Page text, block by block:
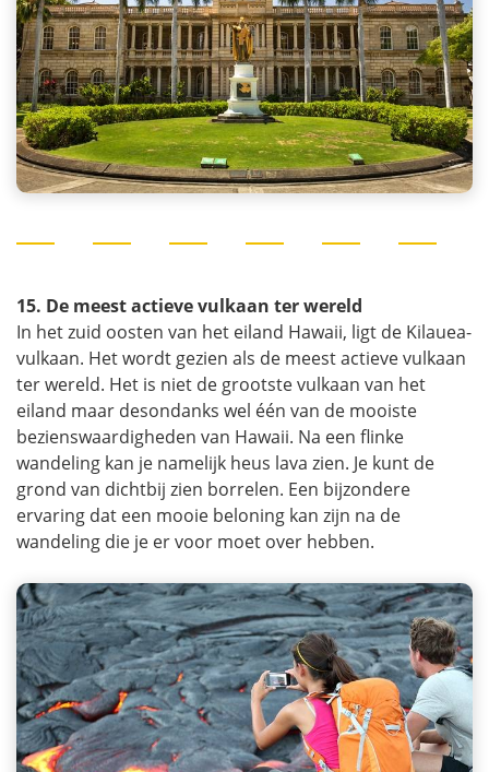
15. De meest actieve vulkaan ter wereld
In het zuid oosten van het eiland Hawaii, ligt de Kilauea-
vulkaan. Het wordt gezien als de meest actieve vulkaan
ter wereld. Het is niet de grootste vulkaan van het
eiland maar desondanks wel één van de mooiste
bezienswaardigheden van Hawaii. Na een flinke
wandeling kan je namelijk heus lava zien. Je kunt de
grond van dichtbij zien borrelen. Een bijzondere
ervaring dat een mooie beloning kan zijn na de
wandeling die je er voor moet over hebben.